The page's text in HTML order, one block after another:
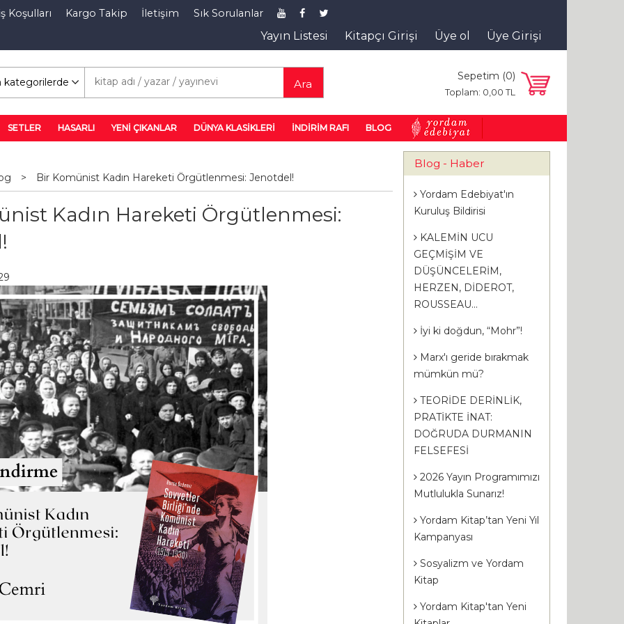
Koşulları Kargo Takip İletişim Sık Sorulanlar
Yayın Listesi Kitapçı Girişi Üye ol Üye Girişi
Ara
Sepetim (0)
Toplam: 0,00 TL
SETLER HASARLI YENİ ÇIKANLAR DÜNYA KLASİKLERİ İNDİRİM RAFI BLOG
%
FIRTINADAN
DOĞANLAR
Themos KORNAROS
350,00TL 245,00TL
Sepete Ekle
30
HÜRRİYET YOLU
Howard FAST
440,00TL 308,00TL
Sepete Ekle
Stratis MİRİVİLİS
420,00TL 294,00TL
Sepete Ekle
> Bir Komünist Kadın Hareketi Örgütlenmesi: Jenotdel!
Kadın Hareketi Örgütlenmesi:
Blog - Haber
Yordam Edebiyat'ın
Kuruluş Bildirisi
KALEMİN UCU
GEÇMİŞİM VE
DÜŞÜNCELERİM,
HERZEN, DİDEROT,
ROUSSEAU...
İyi ki doğdun, “Mohr”!
Marx'ı geride bırakmak
mümkün mü?
TEORİDE DERİNLİK,
PRATİKTE İNAT:
DOĞRUDA DURMANIN
FELSEFESİ
2026 Yayın Programımızı
Mutlulukla Sunarız!
Yordam Kitap’tan Yeni Yıl
Kampanyası
Sosyalizm ve Yordam
Kitap
Yordam Kitap'tan Yeni